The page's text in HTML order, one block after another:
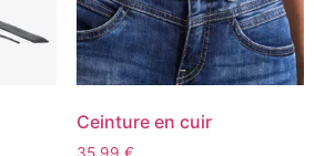
Ceinture en cuir